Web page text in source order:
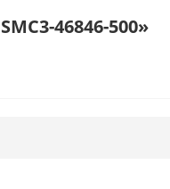
46846-500»